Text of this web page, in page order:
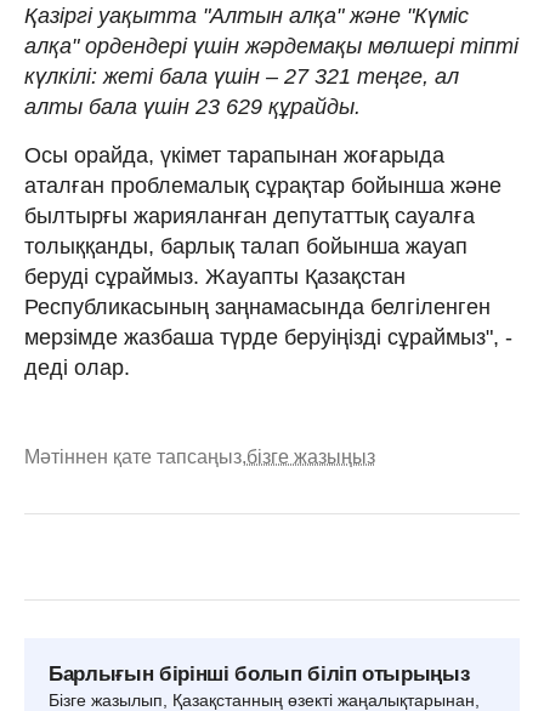
Қазіргі уақытта "Алтын алқа" және "Күміс
алқа" ордендері үшін жәрдемақы мөлшері тіпті
күлкілі: жеті бала үшін – 27 321 теңге, ал
алты бала үшін 23 629 құрайды.
Осы орайда, үкімет тарапынан жоғарыда
аталған проблемалық сұрақтар бойынша және
былтырғы жарияланған депутаттық сауалға
толыққанды, барлық талап бойынша жауап
беруді сұраймыз. Жауапты Қазақстан
Республикасының заңнамасында белгіленген
мерзімде жазбаша түрде беруіңізді сұраймыз", -
деді олар.
Мәтіннен қате тапсаңыз,бізге жазыңыз
Барлығын бірінші болып біліп отырыңыз
Бізге жазылып, Қазақстанның өзекті жаңалықтарынан,